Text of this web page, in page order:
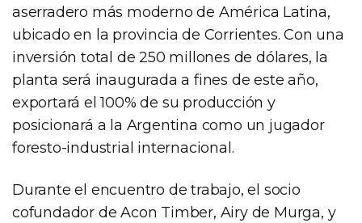
aserradero más moderno de América Latina,
ubicado en la provincia de Corrientes. Con una
inversión total de 250 millones de dólares, la
planta será inaugurada a fines de este año,
exportará el 100% de su producción y
posicionará a la Argentina como un jugador
foresto-industrial internacional.
Durante el encuentro de trabajo, el socio
cofundador de Acon Timber, Airy de Murga, y